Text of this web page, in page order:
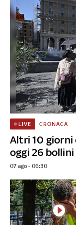
Altri 10 giorni
oggi 26 bollini
LIVE CRONACA
07 ago - 06:30